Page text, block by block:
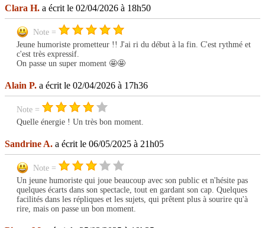
Clara H. a écrit le 02/04/2026 à 18h50
Note =
Jeune humoriste prometteur !! J'ai ri du début à la fin. C'est rythmé et
c'est très expressif.
On passe un super moment 🤩🤩
Alain P. a écrit le 02/04/2026 à 17h36
Note =
Quelle énergie ! Un très bon moment.
Sandrine A. a écrit le 06/05/2025 à 21h05
Note =
Un jeune humoriste qui joue beaucoup avec son public et n'hésite pas
quelques écarts dans son spectacle, tout en gardant son cap. Quelques
facilités dans les répliques et les sujets, qui prêtent plus à sourire qu'à
rire, mais on passe un bon moment.